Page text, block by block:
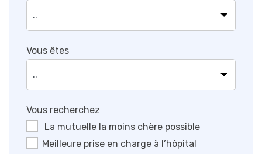
Vous êtes
Vous recherchez
La mutuelle la moins chère possible
Meilleure prise en charge à l’hôpital